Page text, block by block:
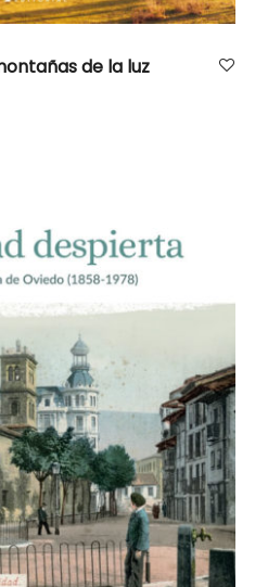
de la luz